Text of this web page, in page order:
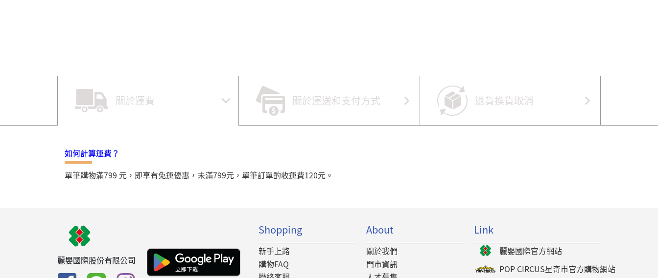
關於運費 關於運送和支付方式 退貨換貨取消
如何計算運費？
單筆購物滿799 元，即享有免運優惠，未滿799元，單筆訂單酌收運費120元。
麗嬰國際股份有限公司
Shopping
新手上路
購物FAQ
About
關於我們
門市資訊
Link
麗嬰國際官方網站
POP CIRCUS星奇市官方購物網站